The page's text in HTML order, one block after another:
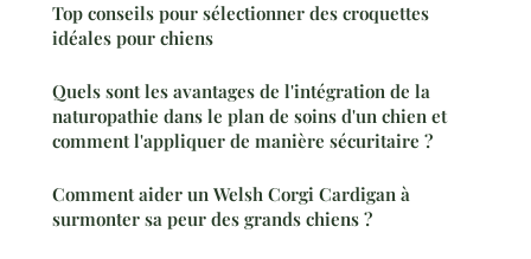
Top conseils pour sélectionner des croquettes
idéales pour chiens
Quels sont les avantages de l'intégration de la
naturopathie dans le plan de soins d'un chien et
comment l'appliquer de manière sécuritaire ?
Comment aider un Welsh Corgi Cardigan à
surmonter sa peur des grands chiens ?